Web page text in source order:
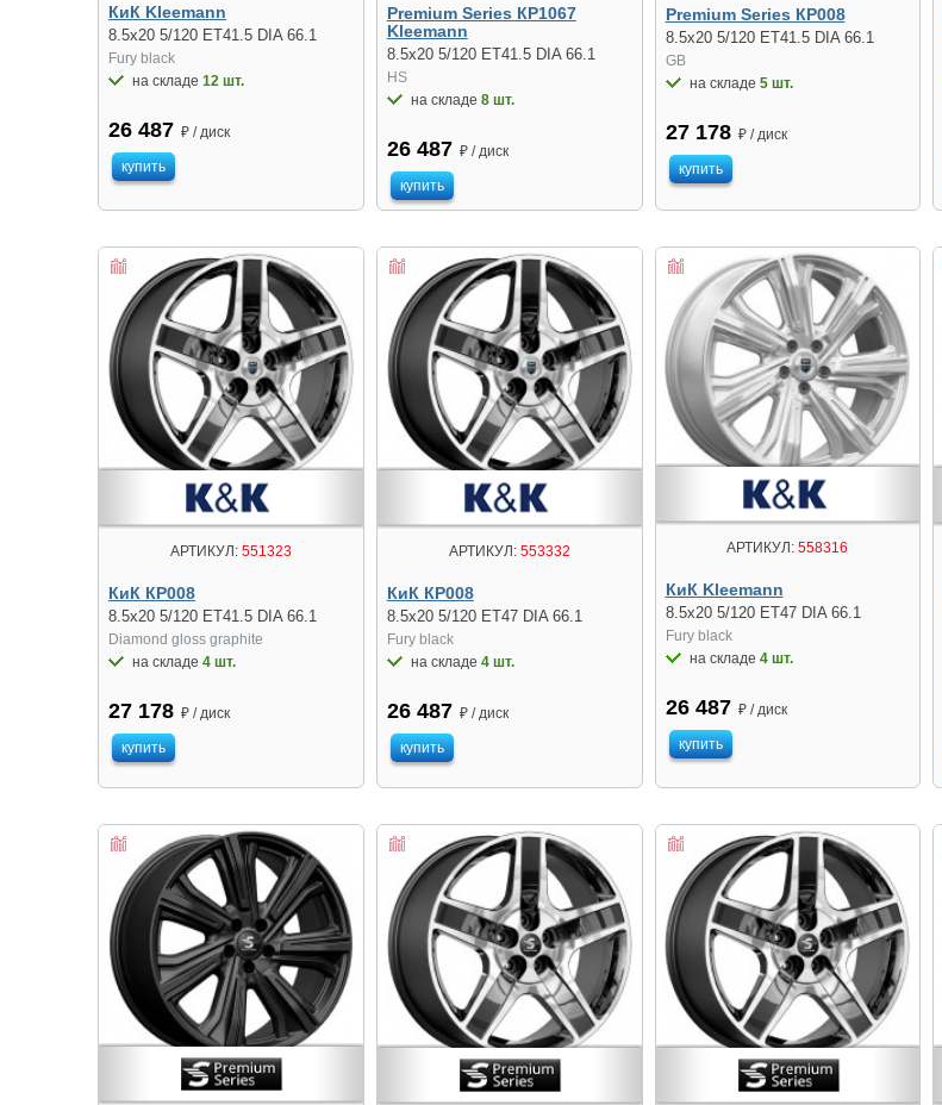
КиК Kleemann
8.5x20 5/120 ET41.5 DIA 66.1
Fury black
на складе 12 шт.
26 487 ₽ / диск
купить
Premium Series КР1067
Kleemann
8.5x20 5/120 ET41.5 DIA 66.1
HS
на складе 8 шт.
26 487 ₽ / диск
купить
Premium Series КР008
8.5x20 5/120 ET41.5 DIA 66.1
GB
на складе 5 шт.
27 178 ₽ / диск
купить
АРТИКУЛ:551323
КиК КР008
8.5x20 5/120 ET41.5 DIA 66.1
Diamond gloss graphite
на складе 4 шт.
27 178 ₽ / диск
купить
АРТИКУЛ:553332
КиК КР008
8.5x20 5/120 ET47 DIA 66.1
Fury black
на складе 4 шт.
26 487 ₽ / диск
купить
АРТИКУЛ: 558316
КиК Kleemann
8.5x20 5/120 ET47 DIA 66.1
Fury black
на складе 4 шт.
26 487 ₽ / диск
купить